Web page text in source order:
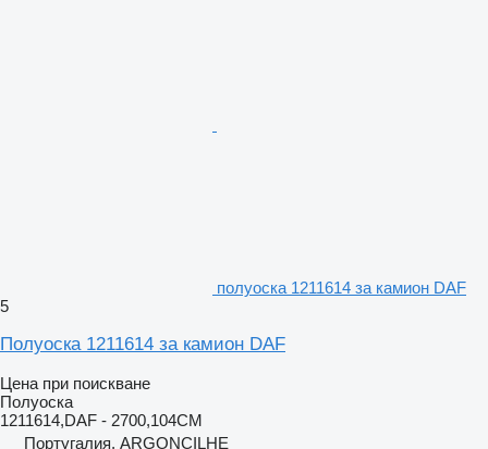
полуоска 1211614 за камион DAF
5
Полуоска 1211614 за камион DAF
Цена при поискване
Полуоска
1211614,DAF - 2700,104CM
Португалия, ARGONCILHE